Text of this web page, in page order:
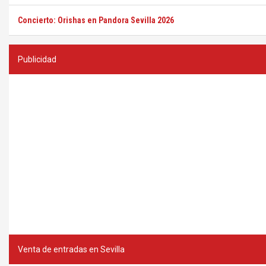
Concierto: Orishas en Pandora Sevilla 2026
Publicidad
Venta de entradas en Sevilla